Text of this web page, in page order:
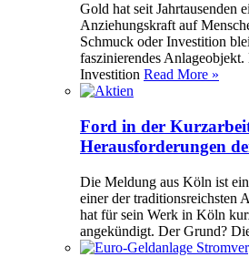
Gold hat seit Jahrtausenden
Anziehungskraft auf
Schmuck oder Investition
faszinierendes
Investition Read More »
Ford in der
Herausforderungen
Die Meldung aus Köln ist
einer der traditionsreichsten
hat für sein Werk in Köln
angekündigt. Der Grund?